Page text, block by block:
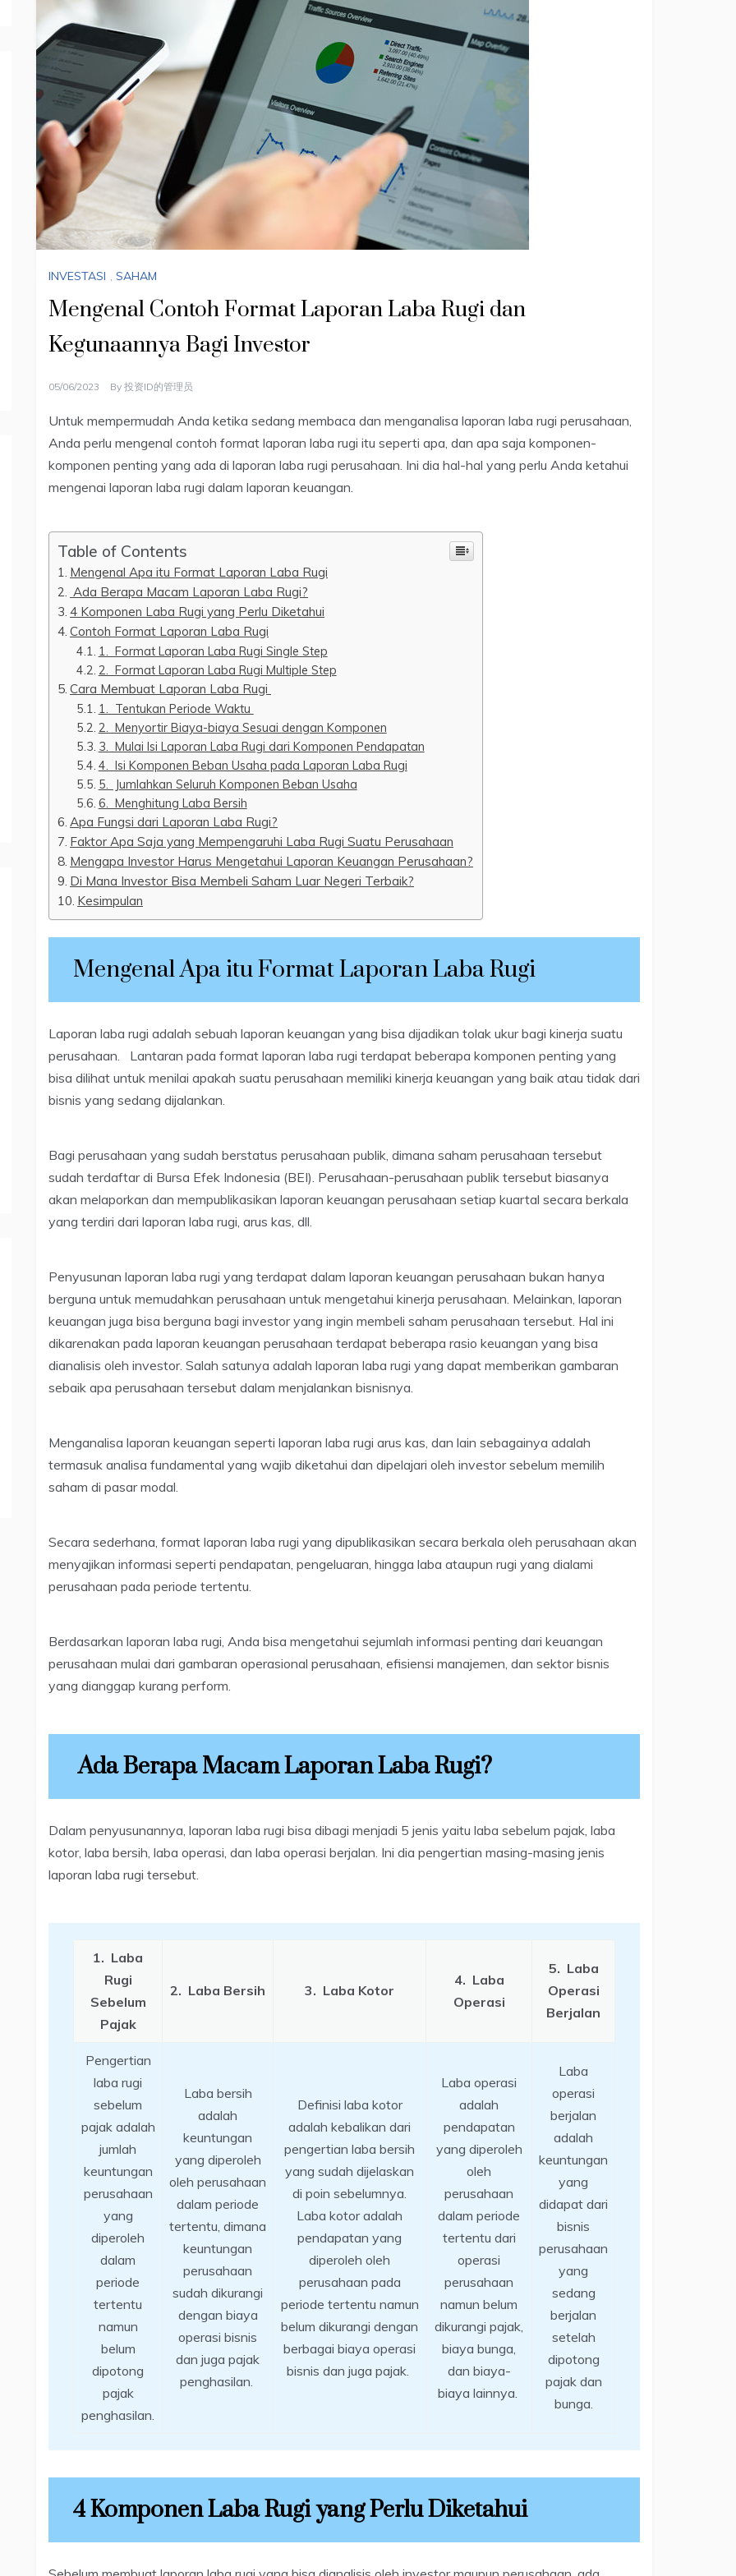
INVESTASI , SAHAM
Mengenal Contoh Format Laporan Laba Rugi dan
Kegunaannya Bagi Investor
05/06/2023 By 投资ID的管理员
Untuk mempermudah Anda ketika sedang membaca dan menganalisa laporan laba rugi perusahaan,
Anda perlu mengenal contoh format laporan laba rugi itu seperti apa, dan apa saja komponen-
komponen penting yang ada di laporan laba rugi perusahaan. Ini dia hal-hal yang perlu Anda ketahui
mengenai laporan laba rugi dalam laporan keuangan.
Table of Contents
Mengenal Apa itu Format Laporan Laba Rugi
Ada Berapa Macam Laporan Laba Rugi?
4 Komponen Laba Rugi yang Perlu Diketahui
Contoh Format Laporan Laba Rugi
1. Format Laporan Laba Rugi Single Step
2. Format Laporan Laba Rugi Multiple Step
Cara Membuat Laporan Laba Rugi
1. Tentukan Periode Waktu
2. Menyortir Biaya-biaya Sesuai dengan Komponen
3. Mulai Isi Laporan Laba Rugi dari Komponen Pendapatan
4. Isi Komponen Beban Usaha pada Laporan Laba Rugi
5. Jumlahkan Seluruh Komponen Beban Usaha
6. Menghitung Laba Bersih
Apa Fungsi dari Laporan Laba Rugi?
Faktor Apa Saja yang Mempengaruhi Laba Rugi Suatu Perusahaan
Mengapa Investor Harus Mengetahui Laporan Keuangan Perusahaan?
Di Mana Investor Bisa Membeli Saham Luar Negeri Terbaik?
Kesimpulan
Mengenal Apa itu Format Laporan Laba Rugi
Laporan laba rugi adalah sebuah laporan keuangan yang bisa dijadikan tolak ukur bagi kinerja suatu
perusahaan. Lantaran pada format laporan laba rugi terdapat beberapa komponen penting yang
bisa dilihat untuk menilai apakah suatu perusahaan memiliki kinerja keuangan yang baik atau tidak dari
bisnis yang sedang dijalankan.
Bagi perusahaan yang sudah berstatus perusahaan publik, dimana saham perusahaan tersebut
sudah terdaftar di Bursa Efek Indonesia (BEI). Perusahaan-perusahaan publik tersebut biasanya
akan melaporkan dan mempublikasikan laporan keuangan perusahaan setiap kuartal secara berkala
yang terdiri dari laporan laba rugi, arus kas, dll.
Penyusunan laporan laba rugi yang terdapat dalam laporan keuangan perusahaan bukan hanya
berguna untuk memudahkan perusahaan untuk mengetahui kinerja perusahaan. Melainkan, laporan
keuangan juga bisa berguna bagi investor yang ingin membeli saham perusahaan tersebut. Hal ini
dikarenakan pada laporan keuangan perusahaan terdapat beberapa rasio keuangan yang bisa
dianalisis oleh investor. Salah satunya adalah laporan laba rugi yang dapat memberikan gambaran
sebaik apa perusahaan tersebut dalam menjalankan bisnisnya.
Menganalisa laporan keuangan seperti laporan laba rugi arus kas, dan lain sebagainya adalah
termasuk analisa fundamental yang wajib diketahui dan dipelajari oleh investor sebelum memilih
saham di pasar modal.
Secara sederhana, format laporan laba rugi yang dipublikasikan secara berkala oleh perusahaan akan
menyajikan informasi seperti pendapatan, pengeluaran, hingga laba ataupun rugi yang dialami
perusahaan pada periode tertentu.
Berdasarkan laporan laba rugi, Anda bisa mengetahui sejumlah informasi penting dari keuangan
perusahaan mulai dari gambaran operasional perusahaan, efisiensi manajemen, dan sektor bisnis
yang dianggap kurang perform.
Ada Berapa Macam Laporan Laba Rugi?
Dalam penyusunannya, laporan laba rugi bisa dibagi menjadi 5 jenis yaitu laba sebelum pajak, laba
kotor, laba bersih, laba operasi, dan laba operasi berjalan. Ini dia pengertian masing-masing jenis
laporan laba rugi tersebut.
1. Laba
Rugi
Sebelum
Pajak
2. Laba Bersih 3. Laba Kotor
4. Laba
Operasi
5. Laba
Operasi
Berjalan
Pengertian
laba rugi
sebelum
pajak adalah
jumlah
keuntungan
perusahaan
yang
diperoleh
dalam
periode
tertentu
namun
belum
dipotong
pajak
penghasilan.
Laba bersih
adalah
keuntungan
yang diperoleh
oleh perusahaan
dalam periode
tertentu, dimana
keuntungan
perusahaan
sudah dikurangi
dengan biaya
operasi bisnis
dan juga pajak
penghasilan.
Definisi laba kotor
adalah kebalikan dari
pengertian laba bersih
yang sudah dijelaskan
di poin sebelumnya.
Laba kotor adalah
pendapatan yang
diperoleh oleh
perusahaan pada
periode tertentu namun
belum dikurangi dengan
berbagai biaya operasi
bisnis dan juga pajak.
Laba operasi
adalah
pendapatan
yang diperoleh
oleh
perusahaan
dalam periode
tertentu dari
operasi
perusahaan
namun belum
dikurangi pajak,
biaya bunga,
dan biaya-
biaya lainnya.
Laba
operasi
berjalan
adalah
keuntungan
yang
didapat dari
bisnis
perusahaan
yang
sedang
berjalan
setelah
dipotong
pajak dan
bunga.
4 Komponen Laba Rugi yang Perlu Diketahui